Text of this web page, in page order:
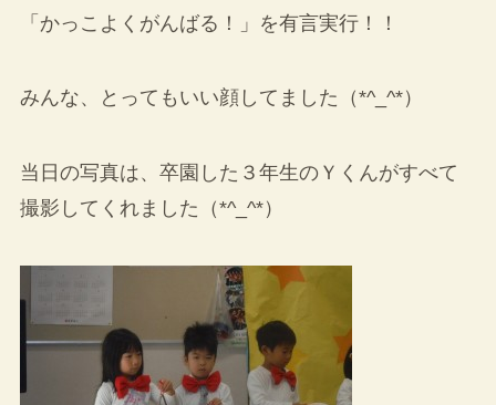
「かっこよくがんばる！」を有言実行！！
みんな、とってもいい顔してました（*^_^*）
当日の写真は、卒園した３年生のＹくんがすべて
撮影してくれました（*^_^*）